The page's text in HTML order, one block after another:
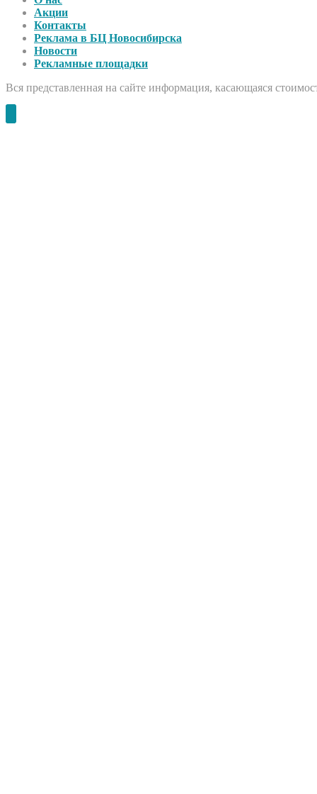
Акции
Контакты
Реклама в БЦ Новосибирска
Новости
Рекламные площадки
Вся представленная на сайте информация, касающаяся